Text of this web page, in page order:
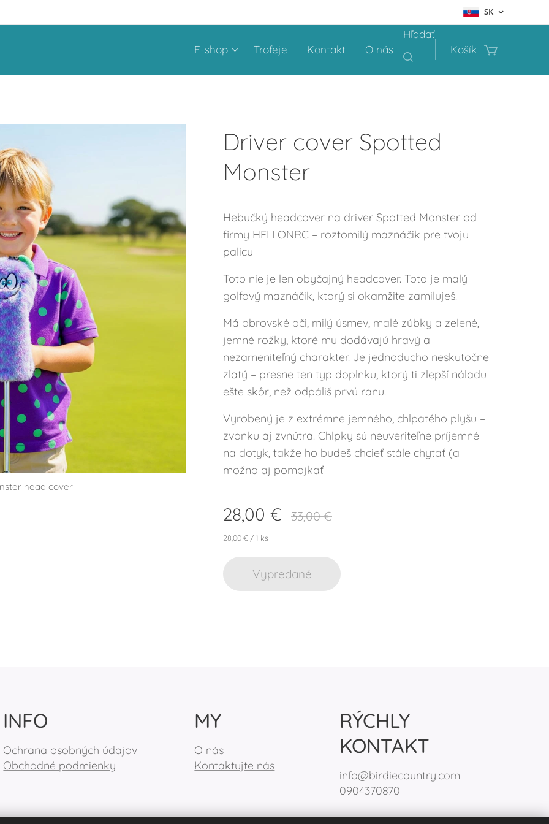
SK
E-shop Trofeje Kontakt O nás
Hľadať
Košík
Driver cover Spotted
Monster
head cover
head cover
head cover
head cover
head cover
Hebučký headcover na driver Spotted Monster od
firmy HELLONRC – roztomilý maznáčik pre tvoju
palicu
Toto nie je len obyčajný headcover. Toto je malý
golfový maznáčik, ktorý si okamžite zamiluješ.
Má obrovské oči, milý úsmev, malé zúbky a zelené,
jemné rožky, ktoré mu dodávajú hravý a
nezameniteľný charakter. Je jednoducho neskutočne
zlatý – presne ten typ doplnku, ktorý ti zlepší náladu
ešte skôr, než odpáliš prvú ranu.
Vyrobený je z extrémne jemného, chlpatého plyšu –
zvonku aj zvnútra. Chlpky sú neuveriteľne príjemné
na dotyk, takže ho budeš chcieť stále chytať (a
možno aj pomojkať
28,00 € 33,00€
28,00 € / 1 ks
Vypredané
INFO
Ochrana osobných údajov
Obchodné podmienky
MY
O nás
Kontaktujte nás
RÝCHLY
KONTAKT
info@birdiecountry.com
0904370870